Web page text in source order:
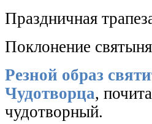
Праздничная
Поклонение
Резной образ
Чудотворца,
чудотворный.